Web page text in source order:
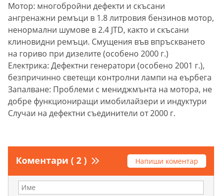
Мотор: многобройни дефекти и скъсани
ангренажни ремъци в 1.8 литровия бензинов мотор,
ненормални шумове в 2.4 JTD, както и скъсани
клиновидни ремъци. Смущения във впръскването
на гориво при дизелите (особено 2000 г.)
Електрика: Дефектни генератори (особено 2001 г.),
безпричинно светещи контролни лампи на еърбега
Запалване: Проблеми с мениджмънта на мотора, не
добре функциониращи имобилайзери и индуктури
Случаи на дефектни съединители от 2000 г.
Коментари ( 2 ) Напиши коментар